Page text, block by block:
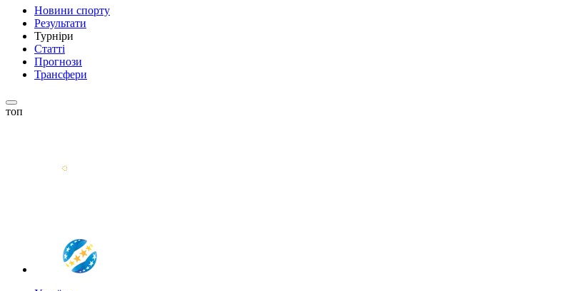
Новини спорту
Результати
Турніри
Статті
Прогнози
Трансфери
топ